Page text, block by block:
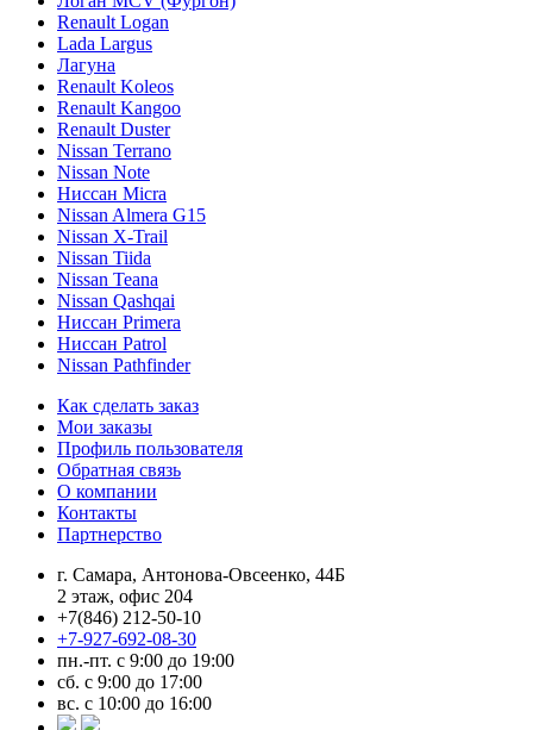
Renault Logan
Lada Largus
Лагуна
Renault Koleos
Renault Kangoo
Renault Duster
Nissan Terrano
Nissan Note
Ниссан Micra
Nissan Almera G15
Nissan X-Trail
Nissan Tiida
Nissan Teana
Nissan Qashqai
Ниссан Primera
Ниссан Patrol
Nissan Pathfinder
Как сделать заказ
Мои заказы
Профиль пользователя
Обратная связь
О компании
Контакты
Партнерство
г. Самара, Антонова-Овсеенко, 44Б
2 этаж, офис 204
+7(846) 212-50-10
+7-927-692-08-30
пн.-пт. с 9:00 до 19:00
сб. с 9:00 до 17:00
вс. с 10:00 до 16:00